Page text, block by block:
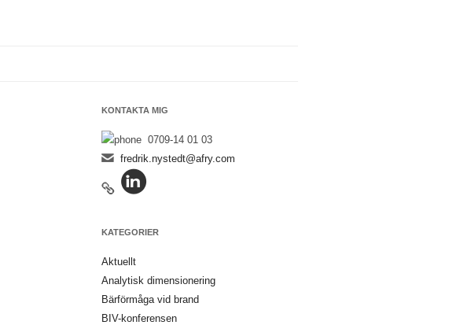
KONTAKTA MIG
0709-14 01 03
fredrik.nystedt@afry.com
KATEGORIER
Aktuellt
Analytisk dimensionering
Bärförmåga vid brand
BIV-konferensen